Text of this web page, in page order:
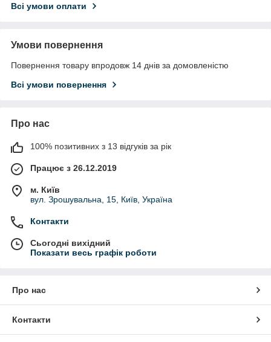
Всі умови оплати
Умови повернення
Повернення товару впродовж 14 днів за домовленістю
Всі умови повернення
Про нас
100% позитивних з 13 відгуків за рік
Працює з 26.12.2019
м. Київ
вул. Зрошувальна, 15, Київ, Україна
Контакти
Сьогодні вихідний
Показати весь графік роботи
Про нас
Контакти